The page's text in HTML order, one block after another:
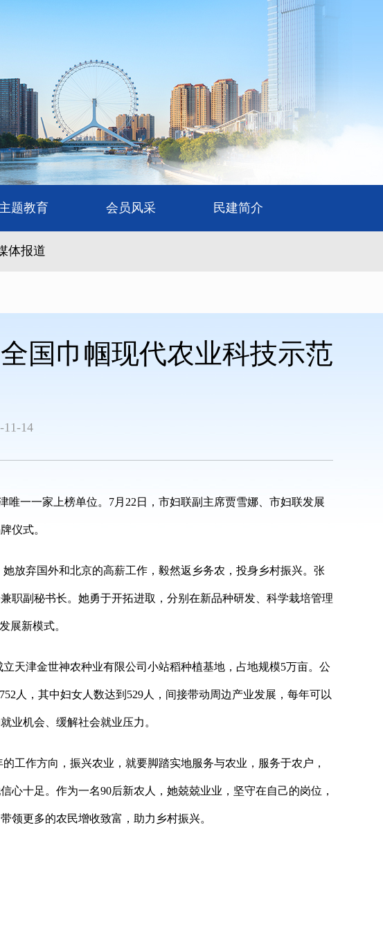
主题教育 会员风采 民建简介
体报道
国巾帼现代农业科技示范
14
一一家上榜单位。7月22日，市妇联副主席贾雪娜、市妇联发展
仪式。
放弃国外和北京的高薪工作，毅然返乡务农，投身乡村振兴。张
职副秘书长。她勇于开拓进取，分别在新品种研发、科学栽培管理
展新模式。
天津金世神农种业有限公司小站稻种植基地，占地规模5万亩。公
人，其中妇女人数达到529人，间接带动周边产业发展，每年可以
业机会、缓解社会就业压力。
工作方向，振兴农业，就要脚踏实地服务与农业，服务于农户，
心十足。作为一名90后新农人，她兢兢业业，坚守在自己的岗位，
领更多的农民增收致富，助力乡村振兴。